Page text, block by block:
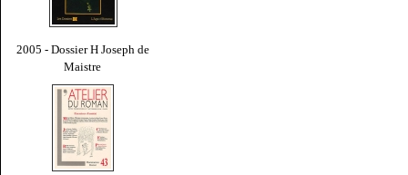
2005 - Dossier H Joseph de
Maistre